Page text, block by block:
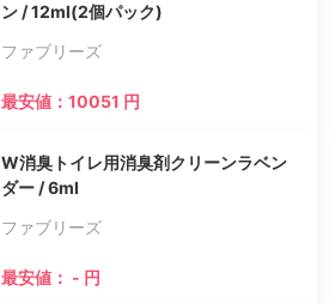
ン / 12ml(2個パック)
ファブリーズ
最安値：10051 円
W消臭トイレ用消臭剤クリーンラベン
ダー / 6ml
ファブリーズ
最安値： - 円